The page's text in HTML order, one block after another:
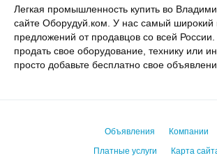
Легкая промышленность купить во
сайте Оборудуй.ком. У нас самый широкий
предложений от продавцов со всей
продать свое оборудование, технику или
просто добавьте бесплатно свое
Объявления
Компании
Платные услуги
Карта